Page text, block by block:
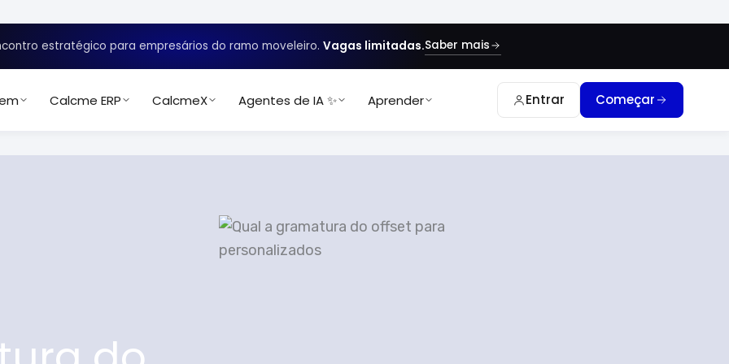
estratégico para empresários do ramo moveleiro. Vagas limitadas.Saber mais
Calcme ERP CalcmeX Agentes de IA ✨ Aprender Entrar Começar